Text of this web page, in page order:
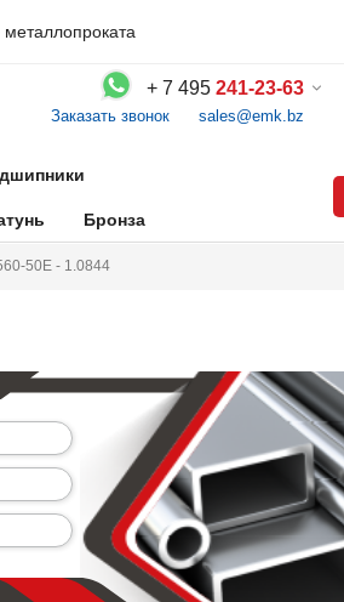
металлопроката
+ 7 495 241-23-63
Заказать звонок sales@emk.bz
Бронза
50E - 1.0844